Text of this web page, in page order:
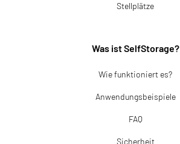
Stellplätze
Was ist SelfStorage?
Wie funktioniert es?
Anwendungsbeispiele
FAQ
Sicherheit